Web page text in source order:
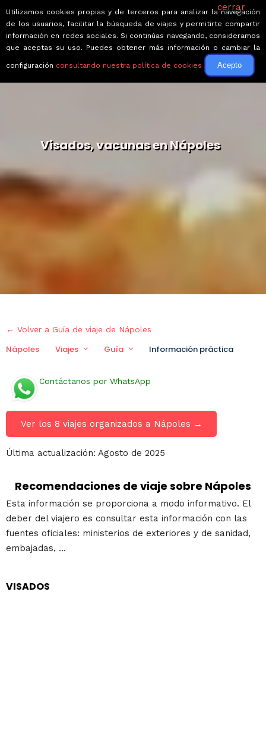
Visados, vacunas en Nápoles
← Volver a Guía de viaje de Nápoles
Nápoles Viajes Guía Información práctica
Contáctanos por WhatsApp
Ver los 8 viajes organizados a Nápoles →
Última actualización: Agosto de 2025
Recomendaciones de viaje sobre Nápoles
Esta información se proporciona a modo informativo. El
deber del viajero es consultar esta información con las
fuentes oficiales: ministerios de exteriores y de sanidad,
embajadas, ...
VISADOS
cerrar
Utilizamos cookies propias y de terceros para analizar la navegación
de los usuarios, facilitar la búsqueda de viajes y permitirte compartir
información en redes sociales. Si continúas navegando, consideramos
que aceptas su uso. Puedes obtener más información o cambiar la
configuración consultando nuestra política de cookies Acepto